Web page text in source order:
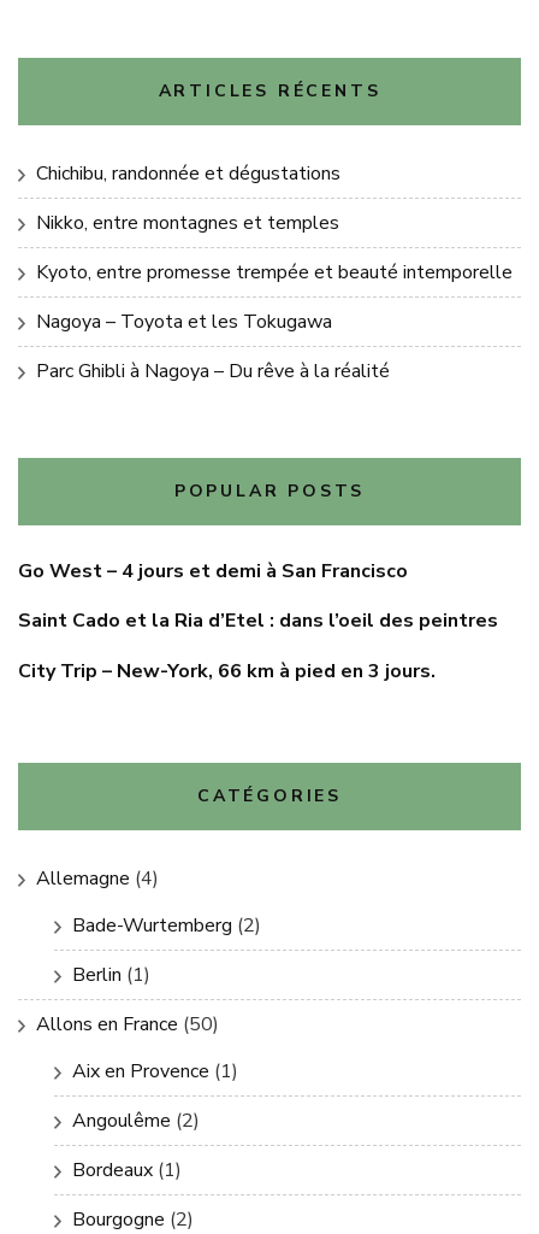
ARTICLES RÉCENTS
Chichibu, randonnée et dégustations
Nikko, entre montagnes et temples
Kyoto, entre promesse trempée et beauté intemporelle
Nagoya – Toyota et les Tokugawa
Parc Ghibli à Nagoya – Du rêve à la réalité
POPULAR POSTS
Go West – 4 jours et demi à San Francisco
Saint Cado et la Ria d’Etel : dans l’oeil des peintres
City Trip – New-York, 66 km à pied en 3 jours.
CATÉGORIES
Allemagne (4)
Bade-Wurtemberg (2)
Berlin (1)
Allons en France (50)
Aix en Provence (1)
Angoulême (2)
Bordeaux (1)
Bourgogne (2)